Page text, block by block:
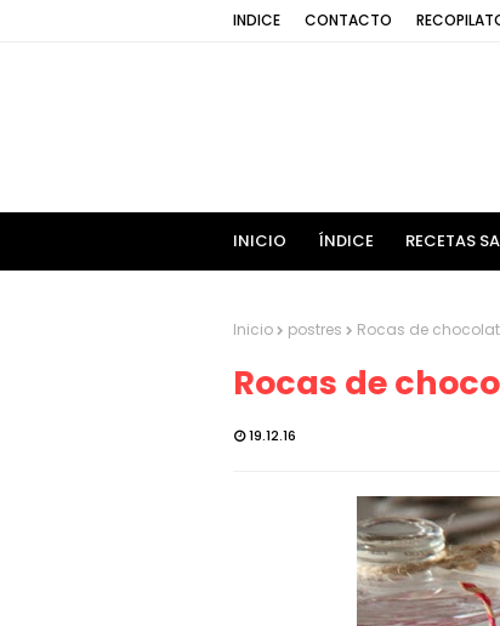
INDICE CONTACTO
INICIO ÍNDICE RECETAS
Inicio postres Rocas de
Rocas de
19.12.16